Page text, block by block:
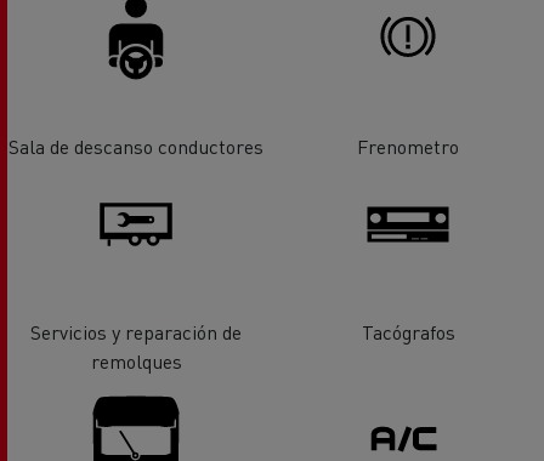
Sala de descanso conductores Frenometro
Servicios y reparación de
remolques
Tacógrafos